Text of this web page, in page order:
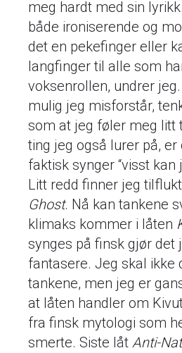
meg hardt med sin
både ironiserende og
det en pekefinger eller
langfinger til alle som
voksenrollen, undrer
mulig jeg misforstår,
som at jeg føler meg litt
ting jeg også lurer på, er
faktisk synger “visst kan
Litt redd finner jeg
Ghost. Nå kan tankene
klimaks kommer i låten
synges på finsk gjør det
fantasere. Jeg skal ikke
tankene, men jeg er
at låten handler om
fra finsk mytologi som
smerte. Siste låt Anti-